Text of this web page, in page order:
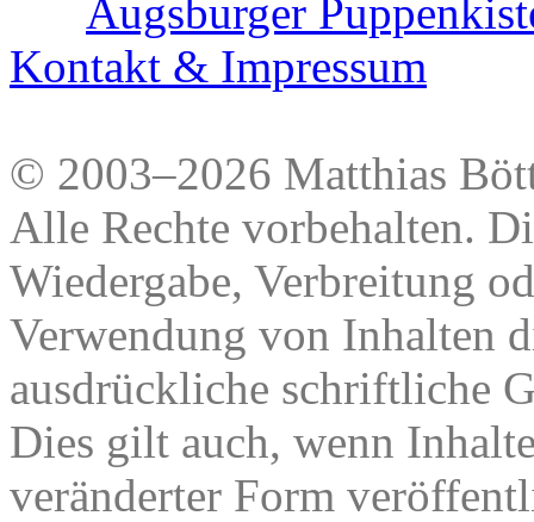
Augsburger
Kontakt & Impressum
© 2003–2026 Matthias
Alle Rechte vorbehalten.
Wiedergabe, Verbreitung
Verwendung von Inhalten
ausdrückliche schriftliche
Dies gilt auch, wenn
veränderter Form